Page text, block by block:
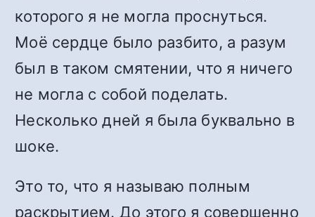
которого я не могла проснуться.
Моё сердце было разбито, а разум
был в таком смятении, что я ничего
не могла с собой поделать.
Несколько дней я была буквально в
шоке.
Это то, что я называю полным
раскрытием. До этого я совершенно